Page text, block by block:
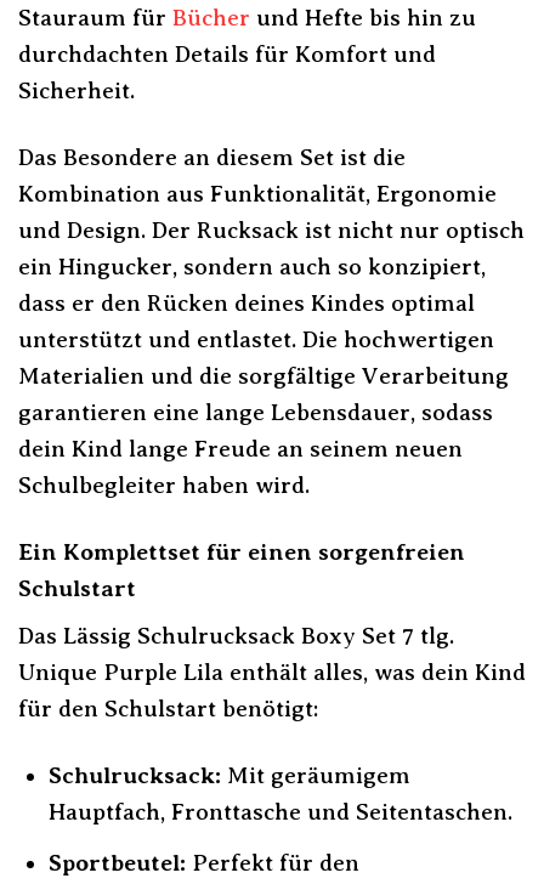
Stauraum für Bücher und Hefte bis hin zu
durchdachten Details für Komfort und
Sicherheit.
Das Besondere an diesem Set ist die
Kombination aus Funktionalität, Ergonomie
und Design. Der Rucksack ist nicht nur optisch
ein Hingucker, sondern auch so konzipiert,
dass er den Rücken deines Kindes optimal
unterstützt und entlastet. Die hochwertigen
Materialien und die sorgfältige Verarbeitung
garantieren eine lange Lebensdauer, sodass
dein Kind lange Freude an seinem neuen
Schulbegleiter haben wird.
Ein Komplettset für einen sorgenfreien
Schulstart
Das Lässig Schulrucksack Boxy Set 7 tlg.
Unique Purple Lila enthält alles, was dein Kind
für den Schulstart benötigt:
Schulrucksack: Mit geräumigem
Hauptfach, Fronttasche und Seitentaschen.
Sportbeutel: Perfekt für den